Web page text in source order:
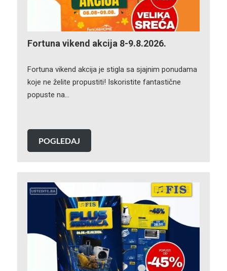
Fortuna vikend akcija 8-9.8.2026.
Fortuna vikend akcija je stigla sa sjajnim ponudama
koje ne želite propustiti! Iskoristite fantastične
popuste na…
POGLEDAJ